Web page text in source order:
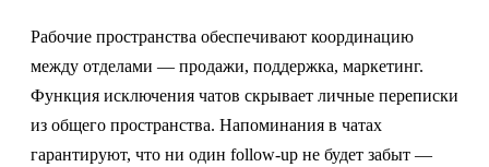
Рабочие пространства обеспечивают координацию
между отделами — продажи, поддержка, маркетинг.
Функция исключения чатов скрывает личные переписки
из общего пространства. Напоминания в чатах
гарантируют, что ни один follow-up не будет забыт —